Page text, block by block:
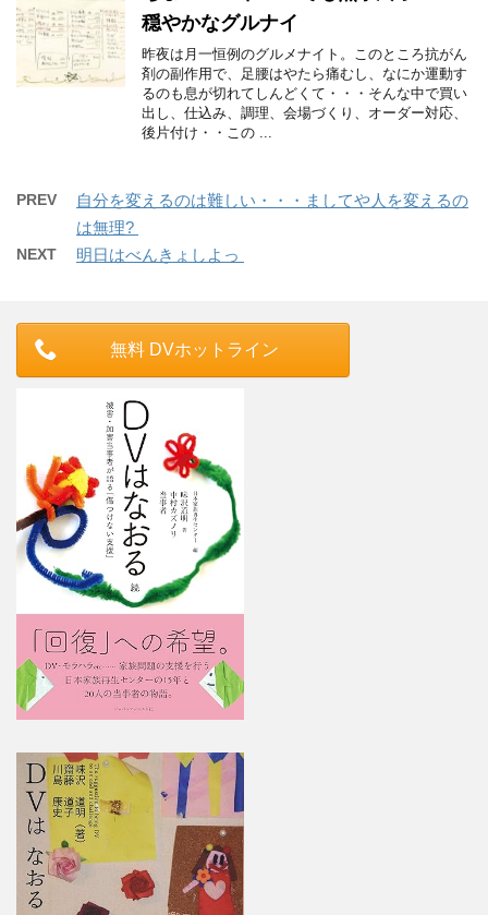
穏やかなグルナイ
昨夜は月一恒例のグルメナイト。このところ抗がん
剤の副作用で、足腰はやたら痛むし、なにか運動す
るのも息が切れてしんどくて・・・そんな中で買い
出し、仕込み、調理、会場づくり、オーダー対応、
後片付け・・この ...
PREV
自分を変えるのは難しい・・・ましてや人を変えるの
は無理?
NEXT 明日はべんきょしよっ
無料 DVホットライン